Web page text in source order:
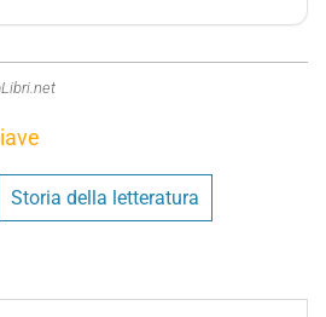
Storia della letteratura